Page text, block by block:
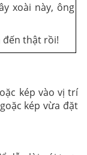
xoài này, ông
đến thật rồi!
kép vào vị trí
kép vừa đặt